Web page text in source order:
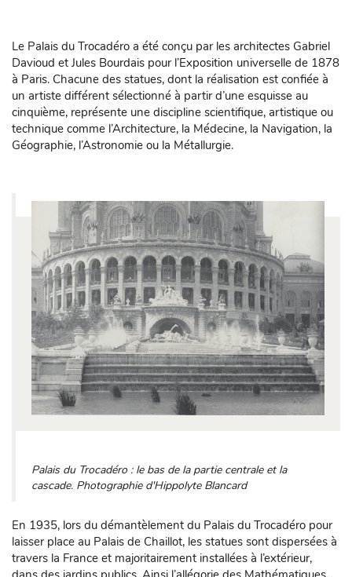
Le Palais du Trocadéro a été conçu par les architectes Gabriel
Davioud et Jules Bourdais pour l’Exposition universelle de 1878
à Paris. Chacune des statues, dont la réalisation est confiée à
un artiste différent sélectionné à partir d’une esquisse au
cinquième, représente une discipline scientifique, artistique ou
technique comme l’Architecture, la Médecine, la Navigation, la
Géographie, l’Astronomie ou la Métallurgie.
Palais du Trocadéro : le bas de la partie centrale et la
cascade. Photographie d'Hippolyte Blancard
En 1935, lors du démantèlement du Palais du Trocadéro pour
laisser place au Palais de Chaillot, les statues sont dispersées à
travers la France et majoritairement installées à l’extérieur,